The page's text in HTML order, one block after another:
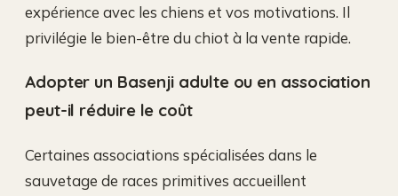
expérience avec les chiens et vos motivations. Il
privilégie le bien-être du chiot à la vente rapide.
Adopter un Basenji adulte ou en association
peut-il réduire le coût
Certaines associations spécialisées dans le
sauvetage de races primitives accueillent